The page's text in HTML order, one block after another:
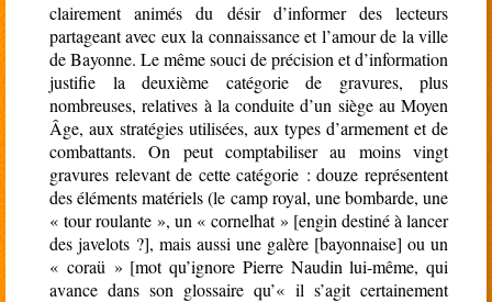
clairement animés du désir d’informer des lecteurs
partageant avec eux la connaissance et l’amour de la ville
de Bayonne. Le même souci de précision et d’information
justifie la deuxième catégorie de gravures, plus
nombreuses, relatives à la conduite d’un siège au Moyen
Âge, aux stratégies utilisées, aux types d’armement et de
combattants. On peut comptabiliser au moins vingt
gravures relevant de cette catégorie : douze représentent
des éléments matériels (le camp royal, une bombarde, une
« tour roulante », un « cornelhat » [engin destiné à lancer
des javelots ?], mais aussi une galère [bayonnaise] ou un
« coraü » [mot qu’ignore Pierre Naudin lui-même, qui
avance dans son glossaire qu’« il s’agit certainement